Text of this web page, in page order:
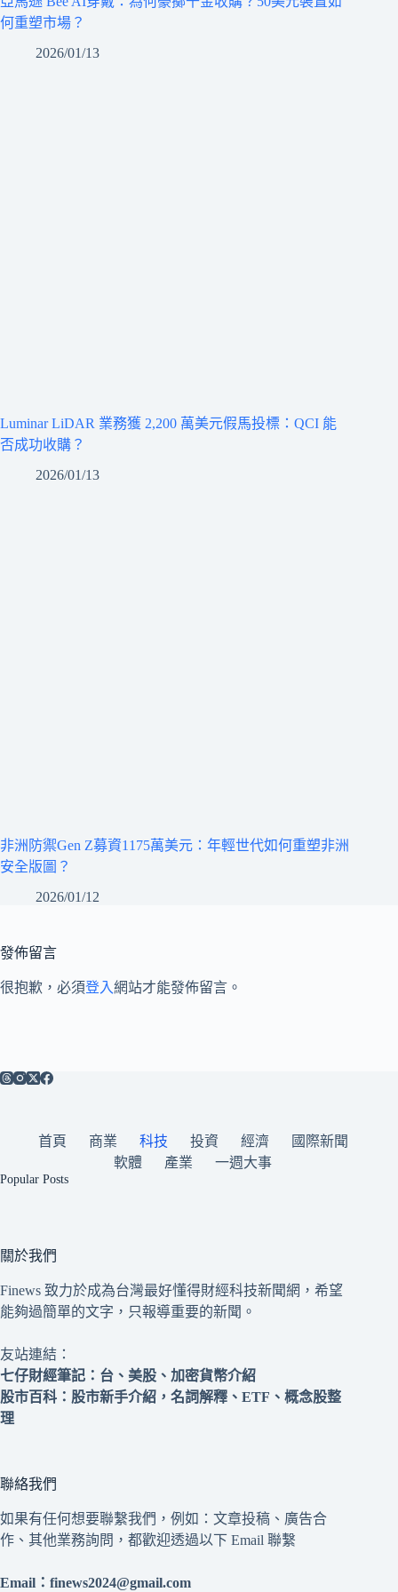
何重塑市場？
2026/01/13
Luminar LiDAR 業務獲 2,200 萬美元假馬投標：QCI 能
否成功收購？
2026/01/13
非洲防禦Gen Z募資1175萬美元：年輕世代如何重塑非洲
安全版圖？
2026/01/12
發佈留言
很抱歉，必須登入網站才能發佈留言。
首頁 商業 科技 投資 經濟
國際新聞
軟體
產業 一週大事
Popular Posts
關於我們
Finews 致力於成為台灣最好懂得財經科技新聞網，希望
能夠過簡單的文字，只報導重要的新聞。
友站連結：
七仔財經筆記 ：台、美股、加密貨幣介紹
股市百科 ：股市新手介紹，名詞解釋、ETF、概念股整
理
聯絡我們
如果有任何想要聯繫我們，例如：文章投稿、廣告合
作、其他業務詢問，都歡迎透過以下 Email 聯繫
Email： finews2024@gmail.com